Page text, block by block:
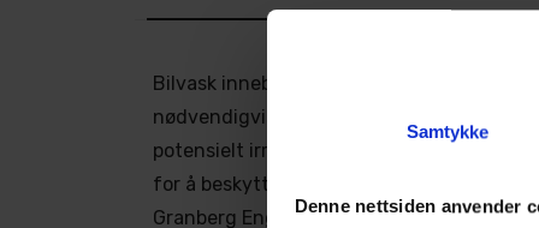
Samtykke
Denne nettsiden anvender
Bilvask innebærer alltid bruk av kjemikalier,
nødvendigvis er sterke syrer, kan alle
potensielt irritere huden. Derfor er det
for å beskytte seg - bruk hansker.
Granberg Engangshansker Nitril Chemstar